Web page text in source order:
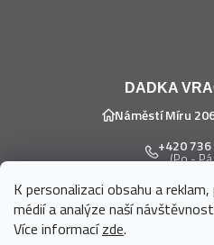
K personalizaci obsahu a
médií a analýze naší
Více informacízde.
DADKA
Náměstí Míru
+420
(Po -